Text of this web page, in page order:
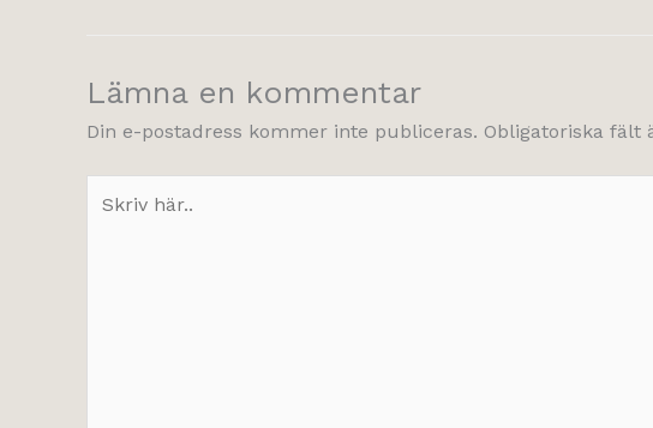
Lämna en kommentar
Din e-postadress kommer inte publiceras. Obligatoriska fält
här..